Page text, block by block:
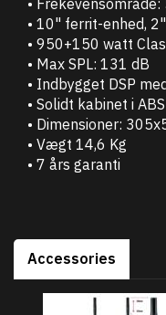
• 10" ferrit-enhed,
• 950+150 watt
• Max SPL: 131 dB
• Indbygget DSP
• Solidt kabinet i
• Dimensioner:
• Vægt 14,6 Kg
• 7 års garanti
Accessories